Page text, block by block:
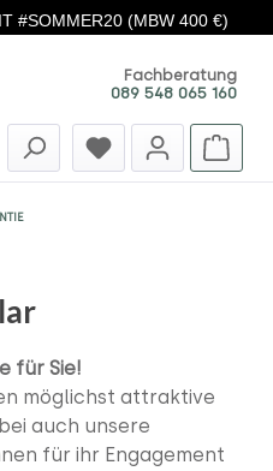
#SOMMER20 (MBW 400 €)
Fachberatung
089 548 065 160
für Sie!
möglichst attraktive
auch unsere
für ihr Engagement